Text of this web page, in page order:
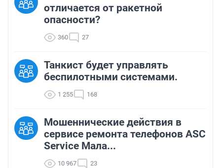
отличается от ракетной
опасности?
360 27
Танкист будет управлять
беспилотными системами.
1 255 168
Мошеннические действия в
сервисе ремонта телефонов ASC
Service Мала...
10 967 23